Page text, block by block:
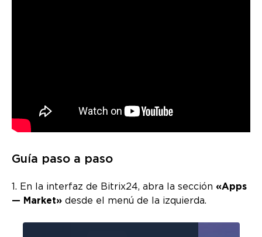
Guía paso a paso
1. En la interfaz de Bitrix24, abra la sección «Apps
— Market» desde el menú de la izquierda.